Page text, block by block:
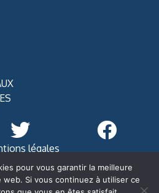
légales
2020
pour vous garantir la meilleure
Si vous continuez à utiliser ce